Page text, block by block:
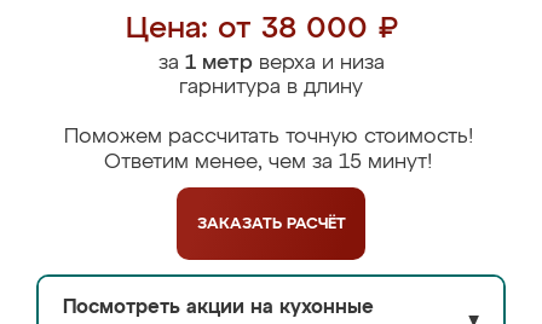
Цена: от 38 000 ₽
за 1 метрверха и низа
гарнитура в длину
Поможем рассчитать точную стоимость!
Ответим менее, чем за 15 минут!
ЗАКАЗАТЬ РАСЧЁТ
Посмотреть акции на кухонные